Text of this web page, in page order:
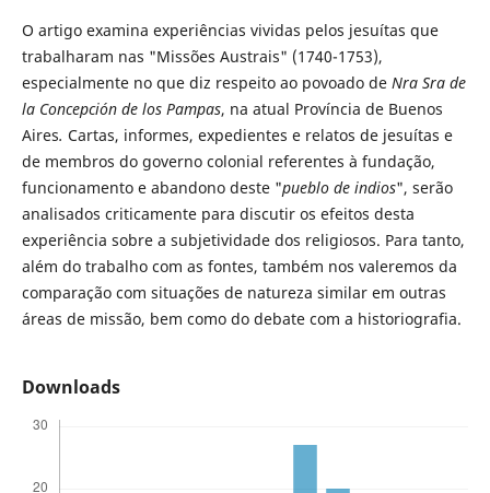
O artigo examina experiências vividas pelos jesuítas que
trabalharam nas "Missões Austrais" (1740-1753),
especialmente no que diz respeito ao povoado deNraSrade
la Concepción de los Pampas, na atual Província de Buenos
Aires. Cartas, informes, expedientes e relatos de jesuítas e
de membros do governo colonial referentes à fundação,
funcionamento e abandono deste "pueblo de indios", serão
analisados criticamente para discutir os efeitos desta
experiência sobre a subjetividade dos religiosos. Para tanto,
além do trabalho com as fontes, também nos valeremos da
comparação com situações de natureza similar em outras
áreas de missão, bem como do debate com a historiografia.
Downloads